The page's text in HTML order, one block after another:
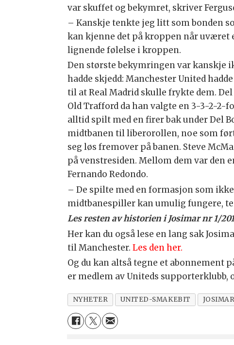
var skuffet og bekymret, skriver
– Kanskje tenkte jeg litt som bonden
kan kjenne det på kroppen når uværet
lignende følelse i kroppen.
Den største bekymringen var kanskje
hadde skjedd: Manchester United
til at Real Madrid skulle frykte dem.
Old Trafford da han valgte en 3-3-2-2-
alltid spilt med en firer bak under Del
midtbanen til liberorollen, noe som
seg løs fremover på banen. Steve
på venstresiden. Mellom dem var den
Fernando Redondo.
– De spilte med en formasjon som
midtbanespiller kan umulig fungere,
Les resten av historien i Josimar nr 1/
Her kan du også lese en lang sak
til Manchester. Les den her.
Og du kan altså tegne et abonnement
er medlem av Uniteds supporterklubb,
NYHETER UNITED-SMAKEBIT JOSIMAR